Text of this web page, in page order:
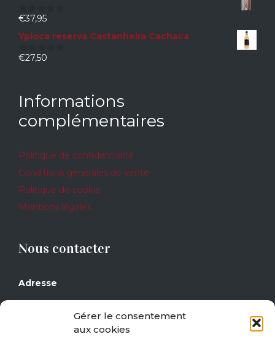
Gérer le consentement
aux cookies
0
5
€37,95
Ypioca reserva Castanheira Cachaca
0
€27,50
Informations
complémentaires
Politique de confidentialité
Conditions générales de vente
Politique de cookie
Mentions légales
Nous contacter
Adresse
1430 Rebecq